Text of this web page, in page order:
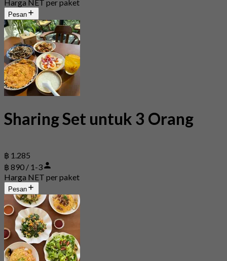
Harga NET per paket
Pesan
Sharing Set untuk 3 Orang
฿ 1.285
฿ 890 / 1-3
Harga NET per paket
Pesan